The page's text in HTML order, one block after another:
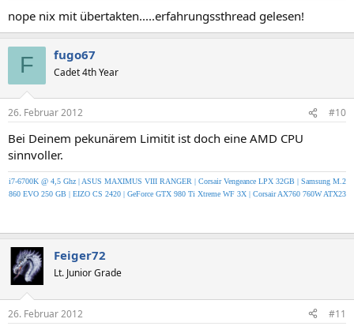
nope nix mit übertakten.....erfahrungssthread gelesen!
F fugo67
Cadet 4th Year
26. Februar 2012 #10
Bei Deinem pekunärem Limitit ist doch eine AMD CPU
sinnvoller.
i7-6700K @ 4,5 Ghz | ASUS MAXIMUS VIII RANGER | Corsair Vengeance LPX 32GB | Samsung M.2
860 EVO 250 GB | EIZO CS 2420 | GeForce GTX 980 Ti Xtreme WF 3X | Corsair AX760 760W ATX23
Feiger72
Lt. Junior Grade
26. Februar 2012 #11